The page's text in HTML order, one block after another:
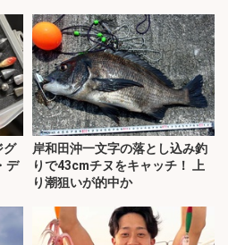
グ
デ
岸和田沖一文字の落とし込み釣
りで43cmチヌをキャッチ！ 上
り潮狙いが的中か